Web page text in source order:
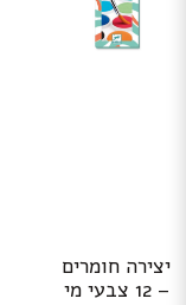
יצירה חומרים
– 12 צבעי מי